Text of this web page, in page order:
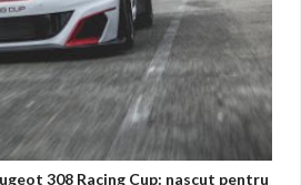
308 Racing Cup: nascut pentru